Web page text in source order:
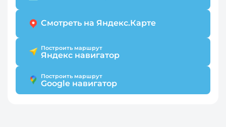
Смотреть на Яндекс.Карте
Построить маршрут
Яндекс навигатор
Построить маршрут
Google навигатор